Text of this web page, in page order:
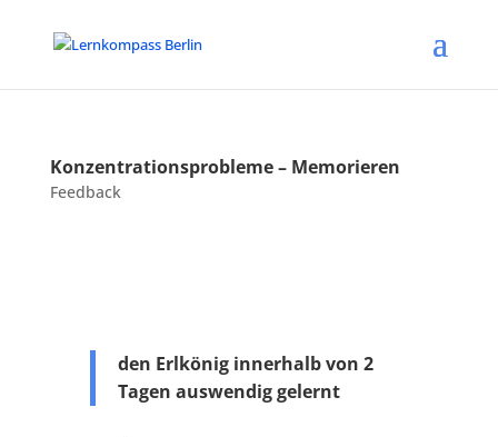
Konzentrationsprobleme – Memorieren
Feedback
den Erlkönig innerhalb von 2
Tagen auswendig gelernt